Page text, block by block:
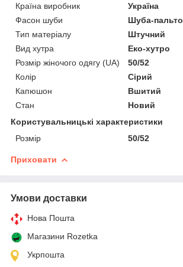
Країна виробник
Україна
Фасон шуби
Шуба-пальто
Тип матеріалу
Штучний
Вид хутра
Еко-хутро
Розмір жіночого одягу (UA)
50/52
Колір
Сірий
Капюшон
Вшитий
Стан
Новий
Користувальницькі характеристики
Розмір
50/52
Приховати
Умови доставки
Нова Пошта
Магазини Rozetka
Укрпошта